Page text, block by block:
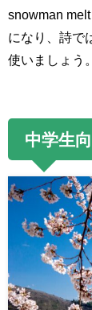
snowman
になり、詩で
使いましょう。
中学生